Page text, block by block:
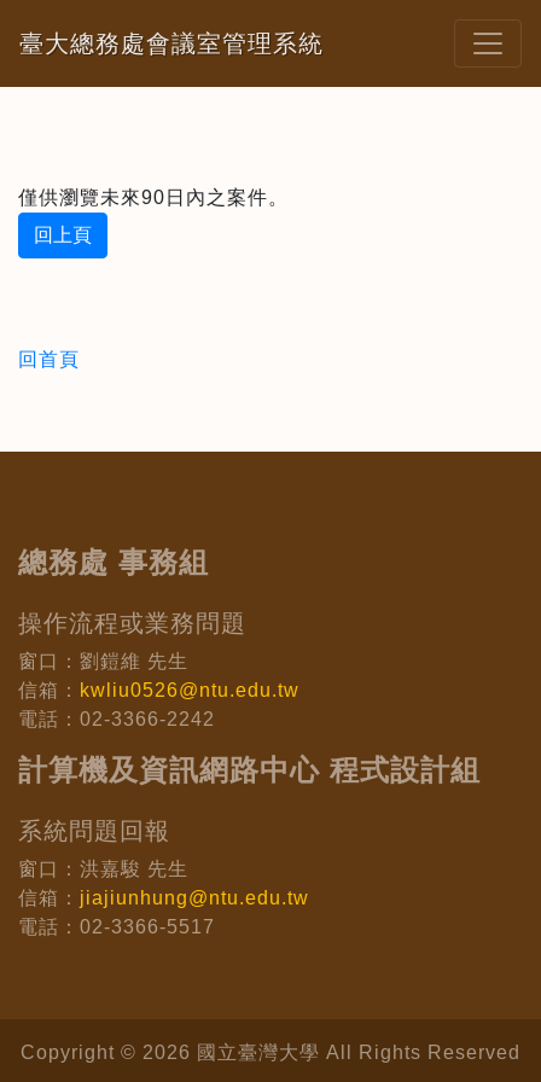
臺大總務處會議室管理系統
僅供瀏覽未來90日內之案件。
回上頁
回首頁
總務處 事務組
操作流程或業務問題
窗口：劉鎧維 先生
信箱： kwliu0526@ntu.edu.tw
電話：02-3366-2242
計算機及資訊網路中心 程式設計組
系統問題回報
窗口：洪嘉駿 先生
信箱： jiajiunhung@ntu.edu.tw
電話：02-3366-5517
Copyright © 2026 國立臺灣大學 All Rights Reserved